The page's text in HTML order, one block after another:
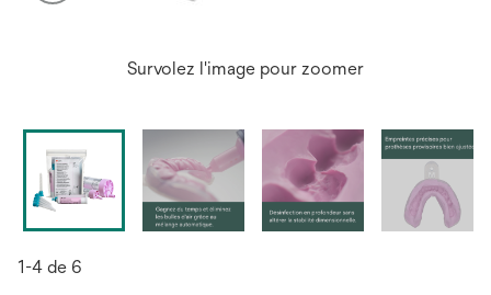
Survolez l'image pour zoomer
1-4 de 6